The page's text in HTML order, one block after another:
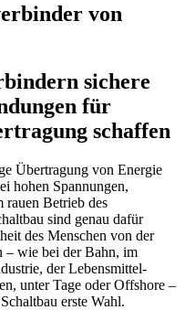
von
sichere
für
schaffen
Übertragung von Energie
hohen Spannungen,
rauen Betrieb des
sind genau dafür
des Menschen von der
– wie bei der Bahn, im
der Lebensmittel-
unter Tage oder Offshore –
erste Wahl.